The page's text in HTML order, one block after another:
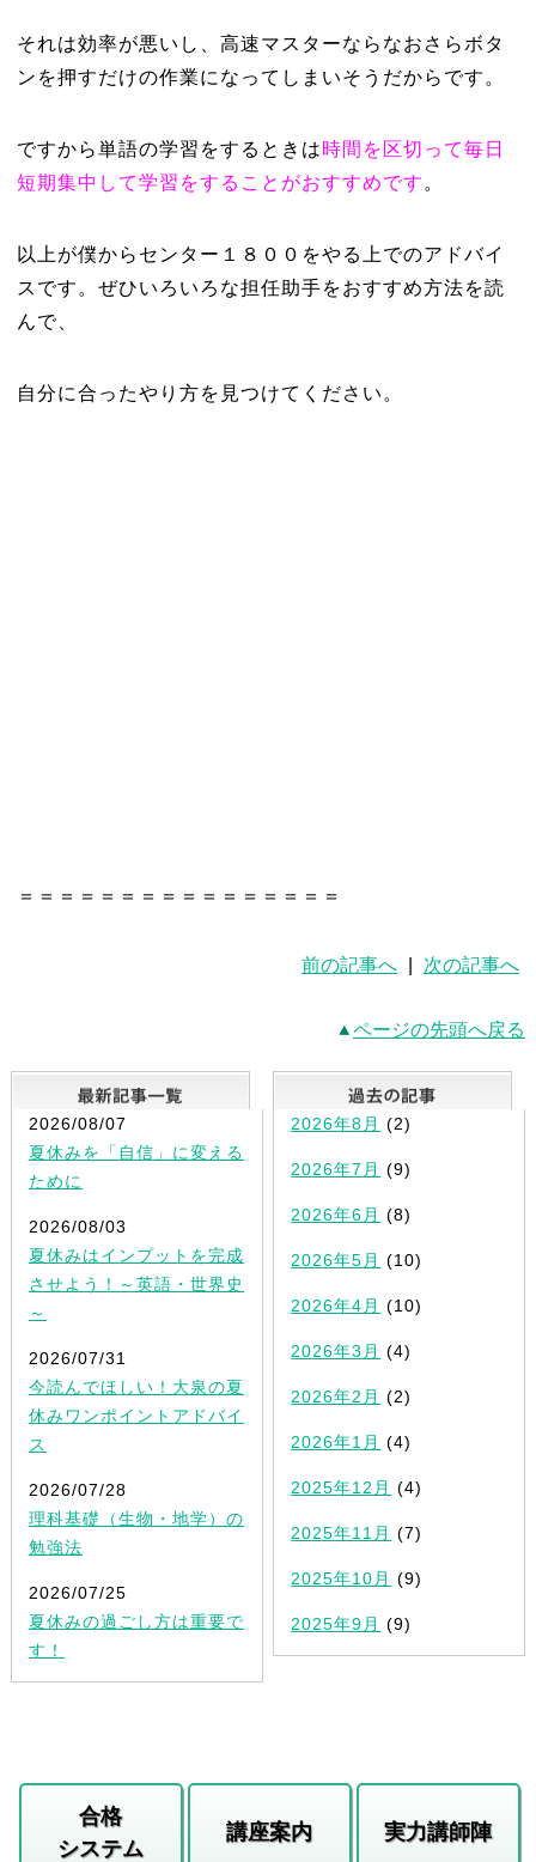
それは効率が悪いし、高速マスターならなおさらボタ
ンを押すだけの作業になってしまいそうだからです。
ですから単語の学習をするときは時間を区切って毎日
短期集中して学習をすることがおすすめです 。
以上が僕からセンター１８００をやる上でのアドバイ
スです。ぜひいろいろな担任助手をおすすめ方法を読
んで、
自分に合ったやり方を見つけてください。
＝＝＝＝＝＝＝＝＝＝＝＝＝＝＝＝
前の記事へ 次の記事へ
ページの先頭へ戻る
最新記事一覧
2026/08/07
夏休みを「自信」に変える
ために
2026/08/03
夏休みはインプットを完成
させよう！～英語・世界史
～
2026/07/31
今読んでほしい！大泉の夏
休みワンポイントアドバイ
ス
2026/07/28
理科基礎（生物・地学）の
勉強法
2026/07/25
夏休みの過ごし方は重要で
す！
2026年8月 (2)
2026年7月 (9)
2026年6月 (8)
2026年5月 (10)
2026年4月 (10)
2026年3月 (4)
2026年2月 (2)
2026年1月 (4)
2025年12月 (4)
2025年11月 (7)
2025年10月 (9)
2025年9月 (9)
合格
システム
講座案内 実力講師陣